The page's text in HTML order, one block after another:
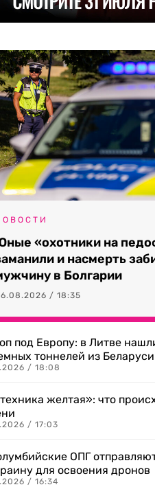
«охотники на
и насмерть
в Болгарии
/ 18:35
под Европу: в Литве
тоннелей из Беларуси
/ 18:08
желтая»: что
/ 17:03
ОПГ
для освоения дронов
/ 16:34